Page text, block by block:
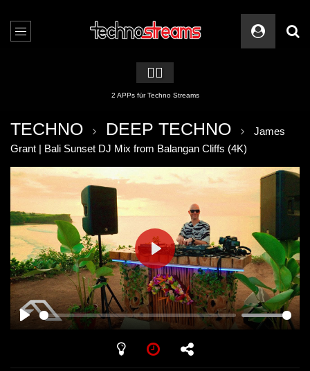
🏳️‍🌈
2 APPs für Techno Streams
TECHNO DEEP TECHNO
James
Grant | Bali Sunset DJ Mix from Balangan Cliffs (4K)
PLAY
PLAY